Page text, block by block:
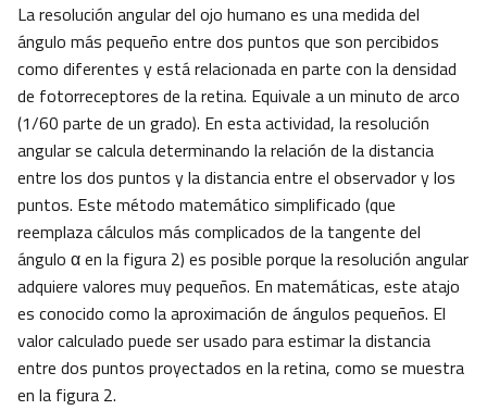
La resolución angular del ojo humano es una medida del
ángulo más pequeño entre dos puntos que son percibidos
como diferentes y está relacionada en parte con la densidad
de fotorreceptores de la retina. Equivale a un minuto de arco
(1/60 parte de un grado). En esta actividad, la resolución
angular se calcula determinando la relación de la distancia
entre los dos puntos y la distancia entre el observador y los
puntos. Este método matemático simplificado (que
reemplaza cálculos más complicados de la tangente del
ángulo α en la figura 2) es posible porque la resolución angular
adquiere valores muy pequeños. En matemáticas, este atajo
es conocido como la aproximación de ángulos pequeños. El
valor calculado puede ser usado para estimar la distancia
entre dos puntos proyectados en la retina, como se muestra
en la figura 2.